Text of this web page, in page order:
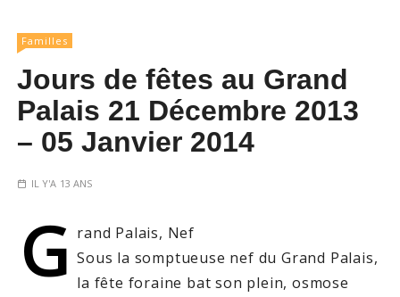
Familles
Jours de fêtes au Grand
Palais 21 Décembre 2013
– 05 Janvier 2014
IL Y'A 13 ANS
G rand Palais, Nef
Sous la somptueuse nef du Grand Palais,
la fête foraine bat son plein, osmose